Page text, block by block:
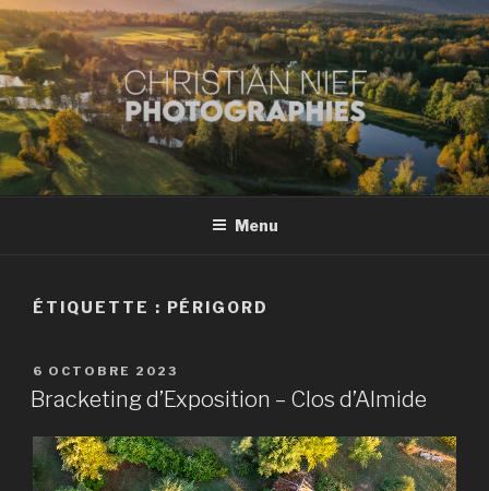
Aller
au
contenu
principal
CHRISTIAN NIEF
PHOTOGRAPHE À
MONTBÉLIARD
Conseils et tutoriels pour prises de vues et post-traitements
Menu
ÉTIQUETTE : PÉRIGORD
PUBLIÉ
LE
6 OCTOBRE 2023
Bracketing d’Exposition – Clos d’Almide